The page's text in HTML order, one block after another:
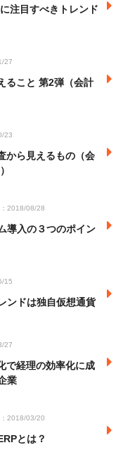
注目すべきトレンド
27
ること 第2弾（会計
23
から見えるもの（会
2018/08/28
導入の３つのポイン
15
ンドは独自仮想通貨
27
で経理の効率化に成
業
2018/03/20
とは？